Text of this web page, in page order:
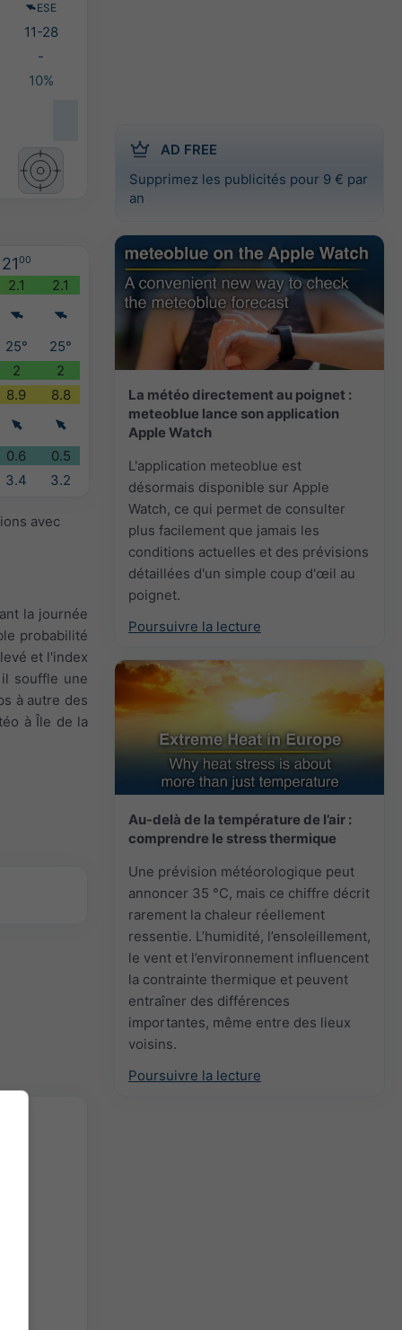
AD FREE
Supprimez les publicités pour 9 € par
an
La météo directement au poignet :
meteoblue lance son application
Apple Watch
L'application meteoblue est
désormais disponible sur Apple
Watch, ce qui permet de consulter
plus facilement que jamais les
conditions actuelles et des prévisions
détaillées d'un simple coup d'œil au
poignet.
Poursuivre la lecture
Au-delà de la température de l’air :
comprendre le stress thermique
Une prévision météorologique peut
annoncer 35 °C, mais ce chiffre décrit
rarement la chaleur réellement
ressentie. L’humidité, l’ensoleillement,
le vent et l’environnement influencent
la contrainte thermique et peuvent
entraîner des différences
importantes, même entre des lieux
voisins.
Poursuivre la lecture
ESE
11-28
-
10%
2100
2.1
2.1
25°
25°
2
2
8.9
8.8
0.6
0.5
3.4 3.2
avec
la journée
probabilité
et l'index
souffle une
à autre des
à Île de la